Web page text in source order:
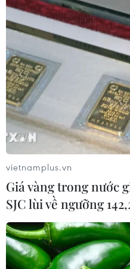
Đội tuyển Futsal Việt
ngờ trước đội xếp hạng
01/08/2026 14:55
CƠ QUAN CHỦ QUẢN: THÔNG TẤN XÃ
Phó Tổng Biên tập:
THỦY
vietnamplus.vn
Giá vàng trong nước
SJC lùi về ngưỡng